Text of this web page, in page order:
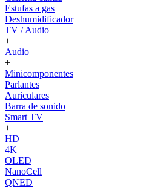
Estufas a gas
Deshumidificador
TV / Audio
+
Audio
+
Minicomponentes
Parlantes
Auriculares
Barra de sonido
Smart TV
+
HD
4K
OLED
NanoCell
QNED